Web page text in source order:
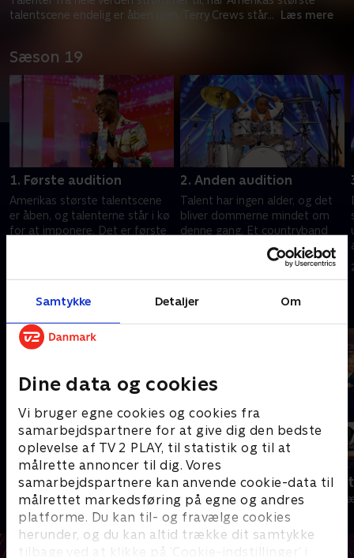
Samtykke Detaljer Om
Dine data og cookies
Vi bruger egne cookies og cookies fra
samarbejdspartnere for at give dig den bedste
oplevelse af TV 2 PLAY, til statistik og til at
målrette annoncer til dig. Vores
samarbejdspartnere kan anvende cookie-data til
målrettet markedsføring på egne og andres
platforme. Du kan til- og fravælge cookies
herunder, og du kan altid trække dit samtykke
tilbage ved at klikke på ’Cookie-indstillinger’ i
talentscene endelig er åben igen. Terry Crews står... Læs mere
Sæson 19
1. Første audition
Amerikas største talentscene
er åben, og talenterne står i kø
for at imponere. Det er første
2. Anden audition
Talent har ingen alder, og det
bliver dommerne mindet om
denne gang. Et countryband
gør publikum vilde, mens et
episk show slutter dagens
14. februar 2025 • 84 min
Andre så også
Danmarks dummeste
TV-Shows • 1 sæsoner
Britain's
TV-Shows • 2